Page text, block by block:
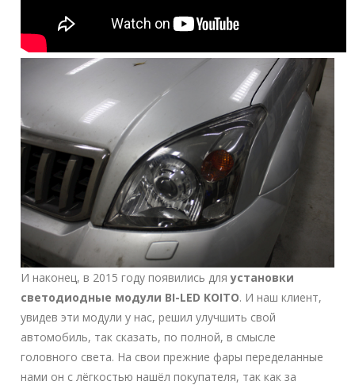
И наконец, в 2015 году появились дляустановки
светодиодные модули BI-LED KOITO. И наш клиент,
увидев эти модули у нас, решил улучшить свой
автомобиль, так сказать, по полной, в смысле
головного света. На свои прежние фары переделанные
нами он с лёгкостью нашёл покупателя, так как за